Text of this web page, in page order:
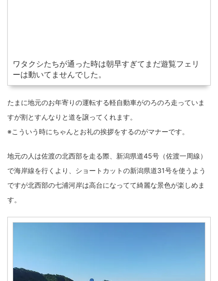
ワタクシたちが通った時は朝早すぎてまだ遊覧フェリ
ーは動いてませんでした。
たまに地元のお年寄りの運転する軽自動車がのろのろ走っていま
すが割とすんなりと道を譲ってくれます。
※こういう時にちゃんとお礼の挨拶をするのがマナーです。
地元の人は佐渡の北西部を走る際、新潟県道45号（佐渡一周線）
で海岸線を行くより、ショートカットの新潟県道31号を使うよう
ですが北西部の七浦河岸は高台になってて綺麗な景色が楽しめま
す。